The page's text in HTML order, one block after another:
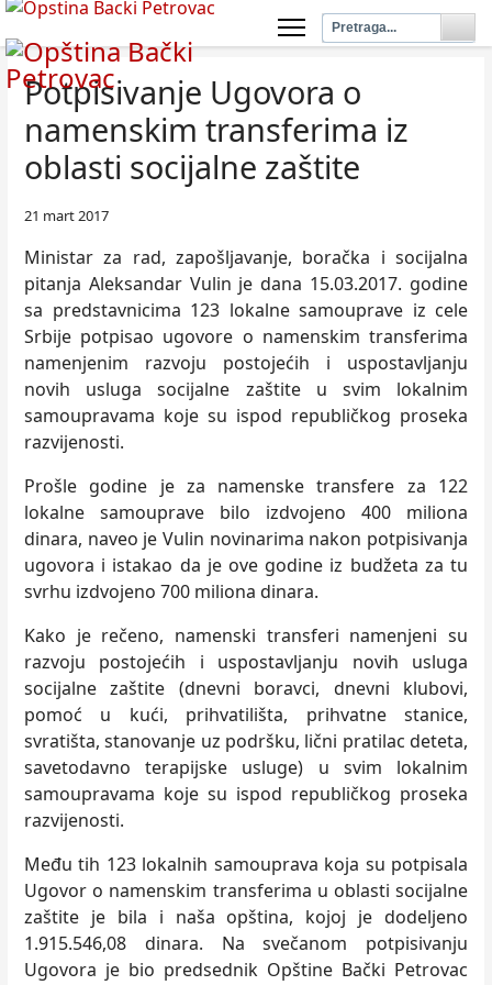
Potpisivanje Ugovora o
namenskim transferima iz
oblasti socijalne zaštite
21 mart 2017
Ministar za rad, zapošlјavanje, boračka i socijalna
pitanja Aleksandar Vulin je dana 15.03.2017. godine
sa predstavnicima 123 lokalne samouprave iz cele
Srbije potpisao ugovore o namenskim transferima
namenjenim razvoju postojećih i uspostavlјanju
novih usluga socijalne zaštite u svim lokalnim
samoupravama koje su ispod republičkog proseka
razvijenosti.
Prošle godine je za namenske transfere za 122
lokalne samouprave bilo izdvojeno 400 miliona
dinara, naveo je Vulin novinarima nakon potpisivanja
ugovora i istakao da je ove godine iz budžeta za tu
svrhu izdvojeno 700 miliona dinara.
Kako je rečeno, namenski transferi namenjeni su
razvoju postojećih i uspostavlјanju novih usluga
socijalne zaštite (dnevni boravci, dnevni klubovi,
pomoć u kući, prihvatilišta, prihvatne stanice,
svratišta, stanovanje uz podršku, lični pratilac deteta,
savetodavno terapijske usluge) u svim lokalnim
samoupravama koje su ispod republičkog proseka
razvijenosti.
Među tih 123 lokalnih samouprava koja su potpisala
Ugovor o namenskim transferima u oblasti socijalne
zaštite je bila i naša opština, kojoj je dodelјeno
1.915.546,08 dinara. Na svečanom potpisivanju
Ugovora je bio predsednik Opštine Bački Petrovac